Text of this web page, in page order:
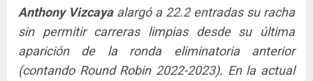
Anthony Vizcayaalargó a 22.2 entradas su racha
sin permitir carreras limpias desde su última
aparición de la ronda eliminatoria anterior
(contando Round Robin 2022-2023). En la actual